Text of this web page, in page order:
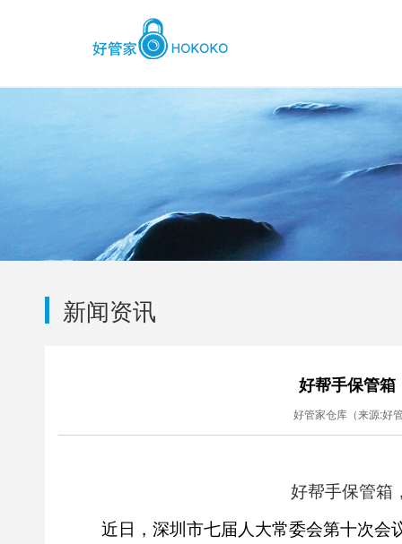
新闻资讯
好帮手保管
好管家仓库（来源:好
好帮手保管箱
近日，深圳市七届人大常委会第十次会